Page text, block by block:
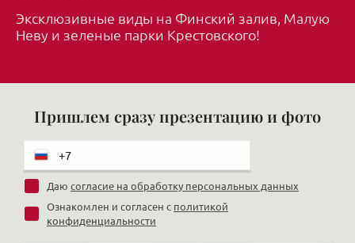
Эксклюзивные виды на Финский залив, Малую
Неву и зеленые парки Крестовского!
Пришлем сразу презентацию и фото
Даю согласие на обработку персональных данных
Ознакомлен и согласен с политикой
конфиденциальности